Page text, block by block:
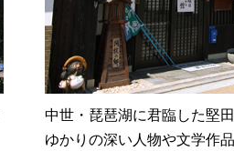
中世・琵琶湖に君臨した堅
ゆかりの深い人物や文学作